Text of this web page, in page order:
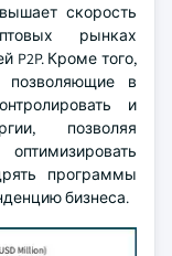
скорость
рынках
P2P. Кроме того,
позволяющие в
и
позволяя
программы
бизнеса.